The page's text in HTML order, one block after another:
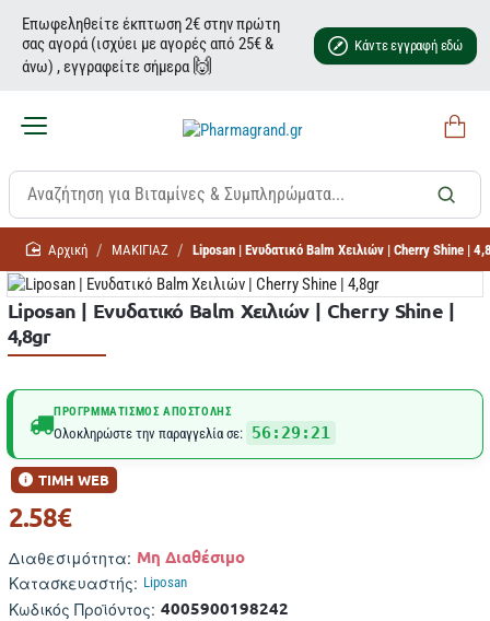
Επωφεληθείτε έκπτωση 2€ στην πρώτη
σας αγορά (ισχύει με αγορές από 25€ &
άνω) , εγγραφείτε σήμερα 🙌
Κάντε εγγραφή εδώ
homeΜΑΚΙΓΙΑΖ Liposan | Ενυδατικό Balm Χειλιών | Cherry Shine |
Liposan | Ενυδατικό Balm Χειλιών | Cherry Shine |
4,8gr
ΠΡΟΓΡΜΜΑΤΙΣΜΌΣ ΑΠΟΣΤΟΛΉΣ
Ολοκληρώστε την παραγγελία σε: 56:29:20
Διαθεσιμότητα: Μη Διαθέσιμο
Κατασκευαστής: Liposan
Κωδικός Προϊόντος: 4005900198242
ΤΙΜΗ WEB
2.58€